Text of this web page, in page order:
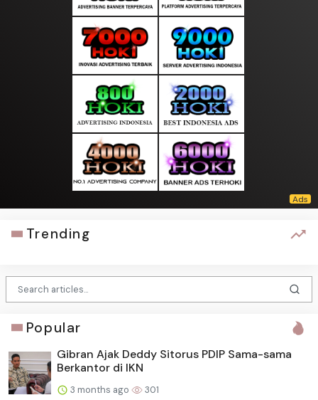
Trending
Popular
Gibran Ajak Deddy Sitorus PDIP Sama-sama
Berkantor di IKN
3 months ago 301